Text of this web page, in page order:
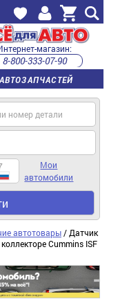
магазин:
8-800-333-07-90
с 9:00 до 22:00 (пн-пт)
Мои
автомобили
автотовары / Датчик
Cummins ISF